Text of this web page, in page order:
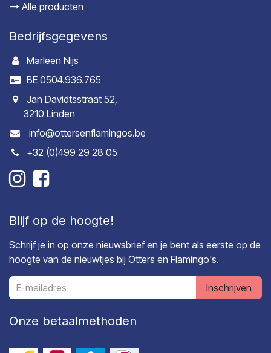
Alle producten
Bedrijfsgegevens
Marleen Nijs
BE 0504.936.765
Jan Davidtsstraat 52,
3210 Linden
info@ottersenflamingos.be
+32 (0)499 29 28 05
Blijf op de hoogte!
Schrijf je in op onze nieuwsbrief en je bent als eerste op de
hoogte van de nieuwtjes bij Otters en Flamingo's.
Inschrijven
Onze betaalmethoden